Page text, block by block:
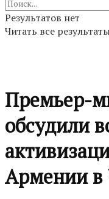
Результатов нет
Читать все
Премьер-
обсудили
Армении в